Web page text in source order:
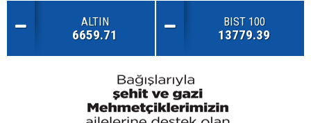
ALTIN
6659.71
BIST 100
13779.39